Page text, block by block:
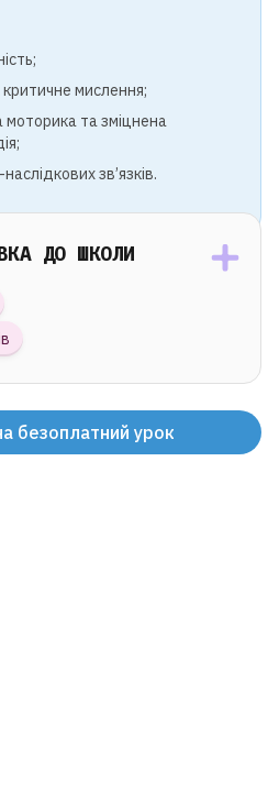
мислення;
та зміцнена
зв’язків.
ДО ШКОЛИ
безоплатний урок